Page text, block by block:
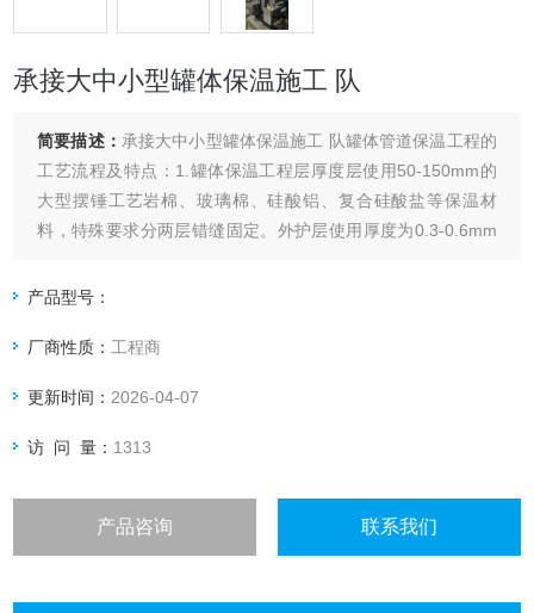
承接大中小型罐体保温施工 队
简要描述： 承接大中小型罐体保温施工 队罐体管道保温工程的
工艺流程及特点：1.罐体保温工程层厚度层使用50-150mm的
大型摆锤工艺岩棉、玻璃棉、硅酸铝、复合硅酸盐等保温材
料，特殊要求分两层错缝固定。外护层使用厚度为0.3-0.6mm
型和防滑式滚圆机滚圆成筒进行搭接顺水流方向，宽度适宜，
产品型号：
厂商性质： 工程商
更新时间： 2026-04-07
访 问 量： 1313
产品咨询 联系我们